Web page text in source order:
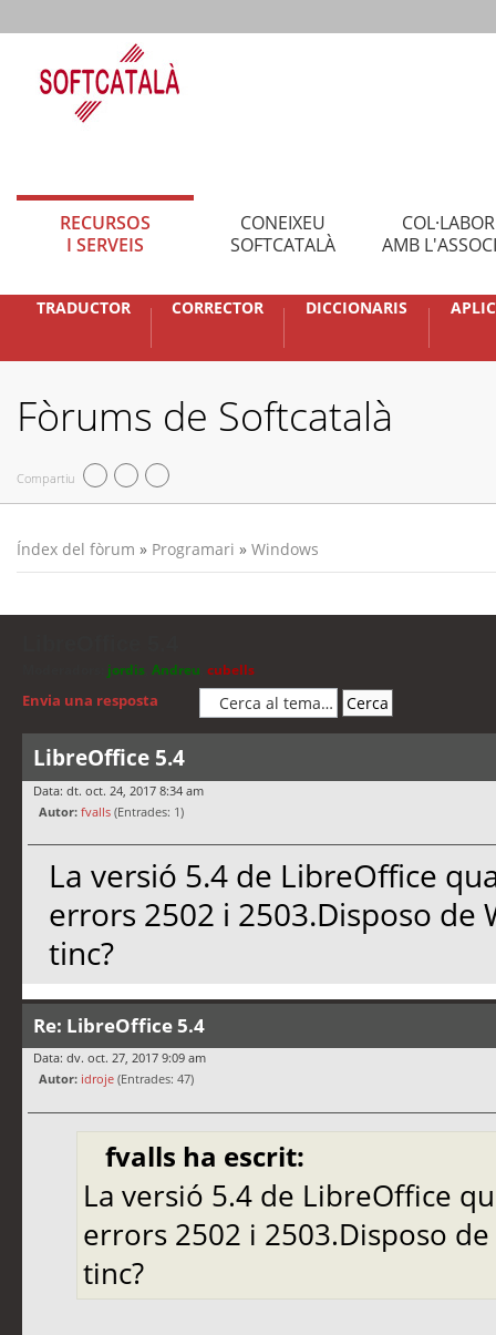
RECURSOS
I SERVEIS
CONEIXEU
SOFTCATALÀ
AMB
TRADUCTOR CORRECTOR DICCIONARIS
Fòrums de Softcatalà
Compartiu
Índex del fòrum » Programari » Windows
jordis Andreu cubells
Envia una resposta
LibreOffice 5.4
Data: dt. oct. 24, 2017 8:34 am
Autor: fvalls (Entrades: 1)
La versió 5.4 de LibreOffice
errors 2502 i 2503.Disposo de
tinc?
Re: LibreOffice 5.4
Data: dv. oct. 27, 2017 9:09 am
Autor: idroje (Entrades: 47)
fvalls ha escrit:
La versió 5.4 de LibreOffice
errors 2502 i 2503.Disposo
tinc?